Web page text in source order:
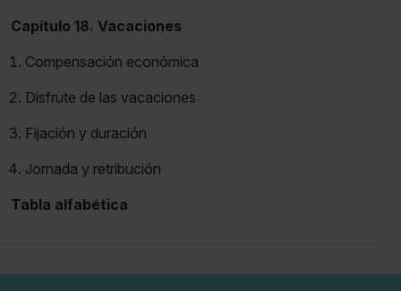
Capítulo 18. Vacaciones
Compensación económica
Disfrute de las vacaciones
Fijación y duración
Jornada y retribución
Tabla alfabética